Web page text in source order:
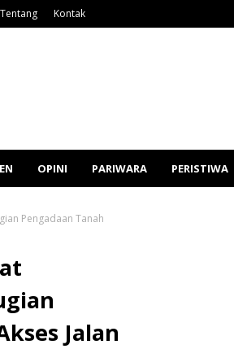
Tentang Kontak
OPINI PARIWARA PERISTIWA
Pengadaan Tanah
Jalan